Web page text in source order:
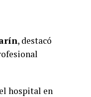
, destacó
hospital en